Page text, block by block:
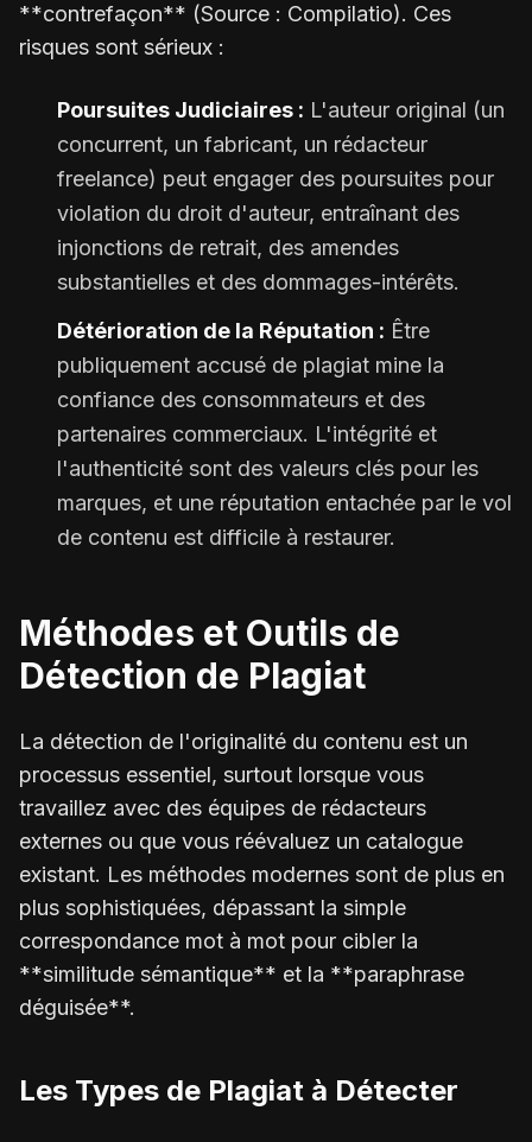
**contrefaçon** (Source : Compilatio). Ces
risques sont sérieux :
Poursuites Judiciaires : L'auteur original (un
concurrent, un fabricant, un rédacteur
freelance) peut engager des poursuites pour
violation du droit d'auteur, entraînant des
injonctions de retrait, des amendes
substantielles et des dommages-intérêts.
Détérioration de la Réputation : Être
publiquement accusé de plagiat mine la
confiance des consommateurs et des
partenaires commerciaux. L'intégrité et
l'authenticité sont des valeurs clés pour les
marques, et une réputation entachée par le vol
de contenu est difficile à restaurer.
Méthodes et Outils de
Détection de Plagiat
La détection de l'originalité du contenu est un
processus essentiel, surtout lorsque vous
travaillez avec des équipes de rédacteurs
externes ou que vous réévaluez un catalogue
existant. Les méthodes modernes sont de plus en
plus sophistiquées, dépassant la simple
correspondance mot à mot pour cibler la
**similitude sémantique** et la **paraphrase
déguisée**.
Les Types de Plagiat à Détecter